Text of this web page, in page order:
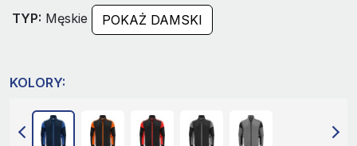
TYP: Męskie POKAŻ DAMSKI
KOLORY: